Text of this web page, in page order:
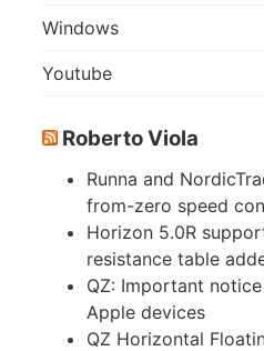
Windows
Youtube
Roberto Viola
Runna and
from-zero speed
Horizon 5.0R
resistance table
QZ: Important
Apple devices
QZ Horizontal